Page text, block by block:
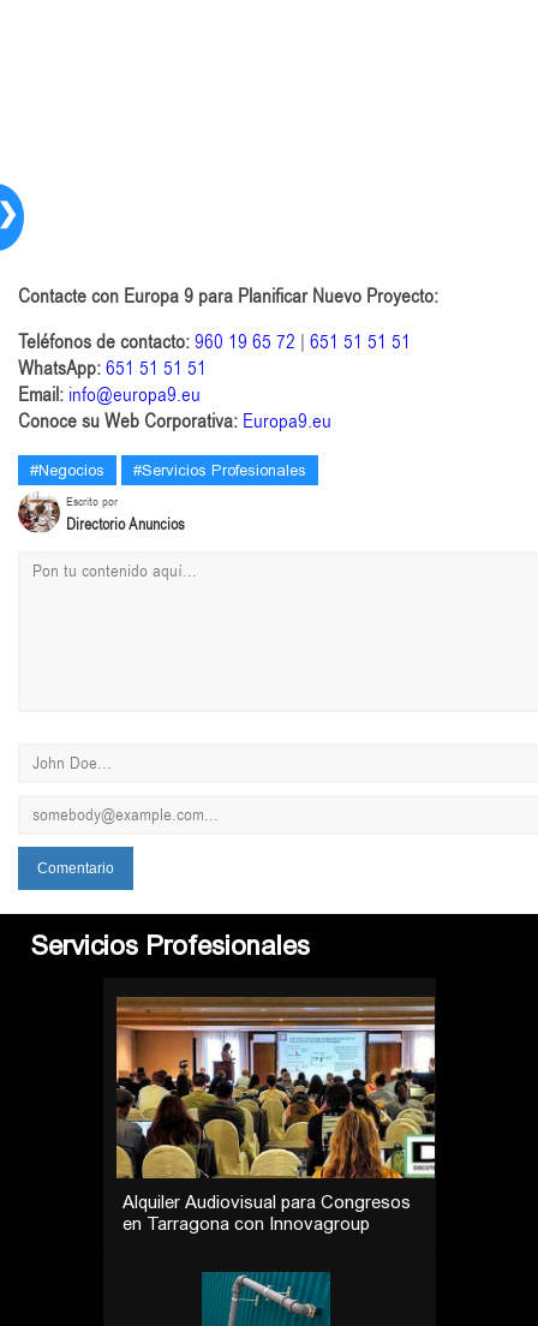
Contacte con Europa 9 para Planificar Nuevo Proyecto:
Teléfonos de contacto:960 19 65 72 | 651 51 51 51
WhatsApp:651 51 51 51
Email: info@europa9.eu
Conoce su Web Corporativa: Europa9.eu
#Negocios #Servicios Profesionales
Escrito por
Directorio Anuncios
Servicios Profesionales
Alquiler Audiovisual para Congresos
en Tarragona con Innovagroup